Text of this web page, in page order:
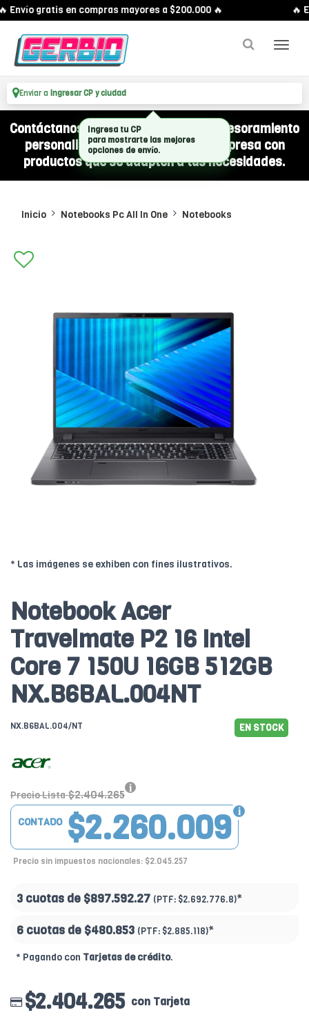
Envío gratis en compras mayores a $200.000 🔥 🔥
Enviar a Ingresar CP y ciudad
Contáctanos por WhatsApp y recibí asesoramiento
personalizado para equipar a tu empresa con
productos que se adapten a tus necesidades.
Inicio Notebooks Pc All In One Notebooks
* Las imágenes se exhiben con fines ilustrativos.
Notebook Acer
Travelmate P2 16 Intel
Core 7 150U 16GB 512GB
NX.B6BAL.004NT
NX.B6BAL.004/NT EN STOCK
Precio Lista $2.404.265
$2.260.009
CONTADO
Precio sin impuestos nacionales: $2.045.257
3 cuotas de $897.592.27 (PTF: $2.692.776.8)*
6 cuotas de $480.853 (PTF: $2.885.118)*
* Pagando con Tarjetas de crédito.
$2.404.265 con Tarjeta